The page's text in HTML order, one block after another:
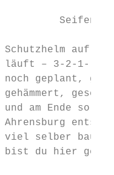
auf,
– 3-2-1-
geplant,
am Ende soll
selber
du hier